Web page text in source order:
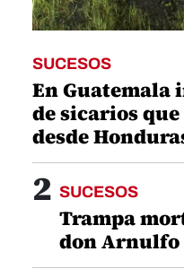
SUCESOS
En Guatemala
de sicarios
desde
2 SUCESOS
Trampa
don Arnulfo